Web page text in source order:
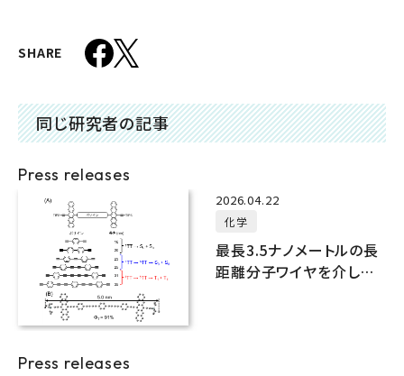
SHARE
同じ研究者の記事
Press releases
2026.04.22
化学
最長3.5ナノメートルの長
距離分子ワイヤを介した
Press releases